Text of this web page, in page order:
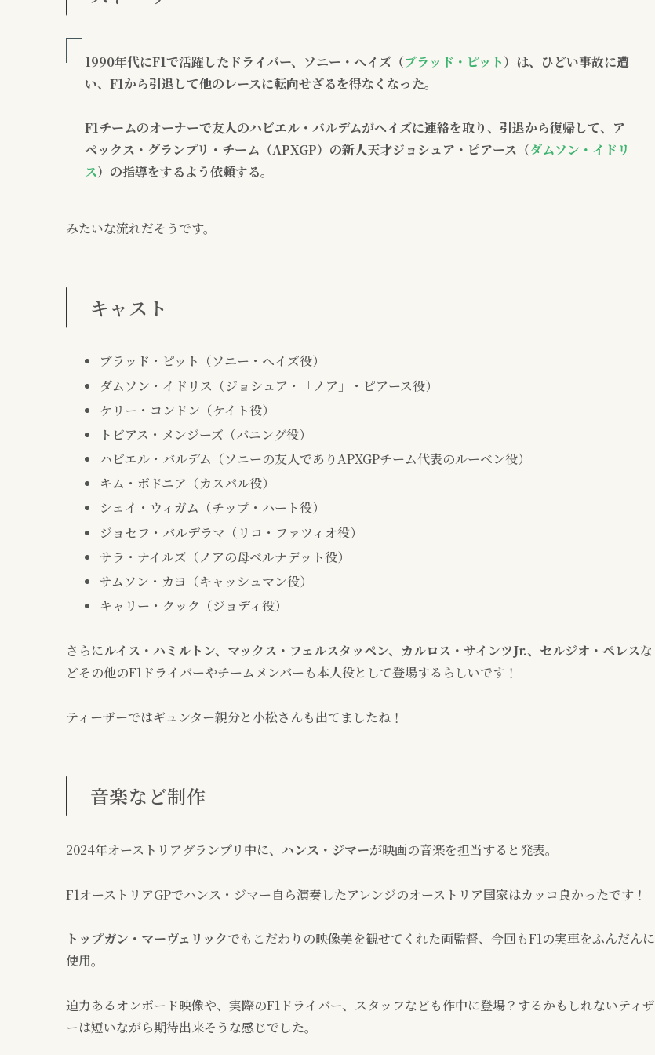
1990年代にF1で活躍したドライバー、ソニー・ヘイズ（ブラッド・ピット）は、ひどい事故に遭
い、F1から引退して他のレースに転向せざるを得なくなった。
F1チームのオーナーで友人のハビエル・バルデムがヘイズに連絡を取り、引退から復帰して、ア
ペックス・グランプリ・チーム（APXGP）の新人天才ジョシュア・ピアース（ダムソン・イドリ
ス）の指導をするよう依頼する。
みたいな流れだそうです。
キャスト
ブラッド・ピット（ソニー・ヘイズ役）
ダムソン・イドリス（ジョシュア・「ノア」・ピアース役）
ケリー・コンドン（ケイト役）
トビアス・メンジーズ（バニング役）
ハビエル・バルデム（ソニーの友人でありAPXGPチーム代表のルーベン役）
キム・ボドニア（カスパル役）
シェイ・ウィガム（チップ・ハート役）
ジョセフ・バルデラマ（リコ・ファツィオ役）
サラ・ナイルズ（ノアの母ベルナデット役）
サムソン・カヨ（キャッシュマン役）
キャリー・クック（ジョディ役）
さらにルイス・ハミルトン、マックス・フェルスタッペン、カルロス・サインツJr.、セルジオ・ペレスな
どその他のF1ドライバーやチームメンバーも本人役として登場するらしいです！
ティーザーではギュンター親分と小松さんも出てましたね！
音楽など制作
2024年オーストリアグランプリ中に、 ハンス・ジマーが映画の音楽を担当すると発表。
F1オーストリアGPでハンス・ジマー自ら演奏したアレンジのオーストリア国家はカッコ良かったです！
トップガン・マーヴェリックでもこだわりの映像美を観せてくれた両監督、今回もF1の実車をふんだんに
使用。
迫力あるオンボード映像や、実際のF1ドライバー、スタッフなども作中に登場？するかもしれないティザ
ーは短いながら期待出来そうな感じでした。